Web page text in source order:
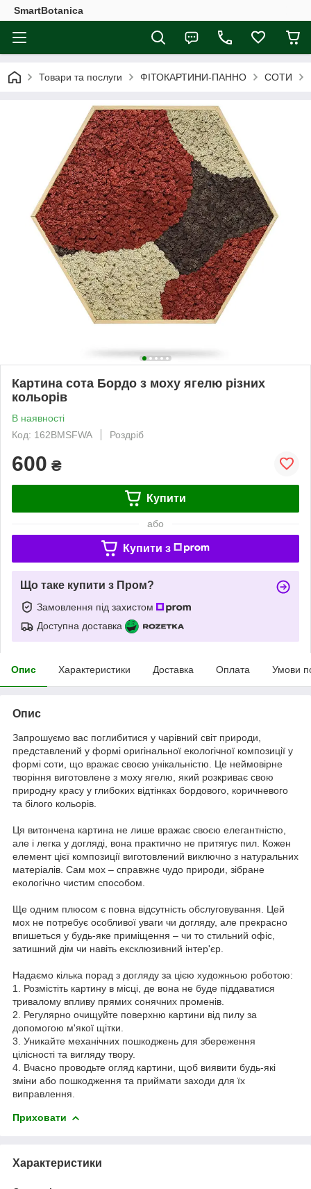
SmartBotanica
Товари та послуги ФІТОКАРТИНИ-ПАННО СОТИ
Картина сота Бордо з моху ягелю різних
кольорів
В наявності
Код: 162BMSFWA
Роздріб
600 ₴
Купити
або
Купити з
Що таке купити з Пром?
Замовлення під захистом
Доступна доставка
Опис Характеристики Доставка Оплата Умови
Опис
Запрошуємо вас поглибитися у чарівний світ природи,
представлений у формі оригінальної екологічної композиції у
формі соти, що вражає своєю унікальністю. Це неймовірне
творіння виготовлене з моху ягелю, який розкриває свою
природну красу у глибоких відтінках бордового, коричневого
та білого кольорів.
Ця витончена картинa не лише вражає своєю елегантністю,
але і легка у догляді, вона практично не притягує пил. Кожен
елемент цієї композиції виготовлений виключно з натуральних
матеріалів. Сам мох – справжнє чудо природи, зібране
екологічно чистим способом.
Ще одним плюсом є повна відсутність обслуговування. Цей
мох не потребує особливої уваги чи догляду, але прекрасно
впишеться у будь-яке приміщення – чи то стильний офіс,
затишний дім чи навіть ексклюзивний інтер'єр.
Надаємо кілька порад з догляду за цією художньою роботою:
1. Розмістіть картину в місці, де вона не буде піддаватися
тривалому впливу прямих сонячних променів.
2. Регулярно очищуйте поверхню картини від пилу за
допомогою м'якої щітки.
3. Уникайте механічних пошкоджень для збереження
цілісності та вигляду твору.
4. Вчасно проводьте огляд картини, щоб виявити будь-які
зміни або пошкодження та приймати заходи для їх
виправлення.
Приховати
Характеристики